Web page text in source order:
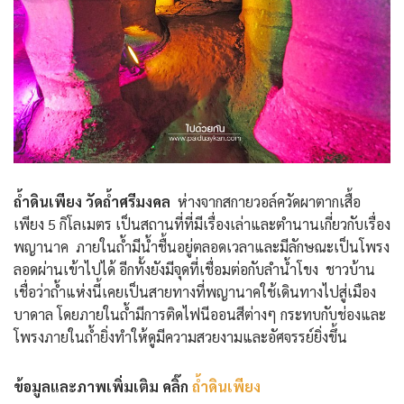
ถ้ำดินเพียง วัดถ้ำศรีมงคล ห่างจากสกายวอล์ควัดผาตากเสื้อ
เพียง 5 กิโลเมตร เป็นสถานที่ที่มีเรื่องเล่าและตำนานเกี่ยวกับเรื่อง
พญานาค ภายในถ้ำมีน้ำชื้นอยู่ตลอดเวลาและมีลักษณะเป็นโพรง
ลอดผ่านเข้าไปได้ อีกทั้งยังมีจุดที่เชื่อมต่อกับลำน้ำโขง ชาวบ้าน
เชื่อว่าถ้ำแห่งนี้เคยเป็นสายทางที่พญานาคใช้เดินทางไปสู่เมือง
บาดาล โดยภายในถ้ำมีการติดไฟนีออนสีต่างๆ กระทบกับช่องและ
โพรงภายในถ้ำยิ่งทำให้ดูมีความสวยงามและอัศจรรย์ยิ่งขึ้น
ข้อมูลและภาพเพิ่มเติม คลิ๊ก ถ้ำดินเพียง